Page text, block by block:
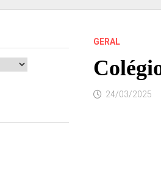
GERAL
24/03/2025